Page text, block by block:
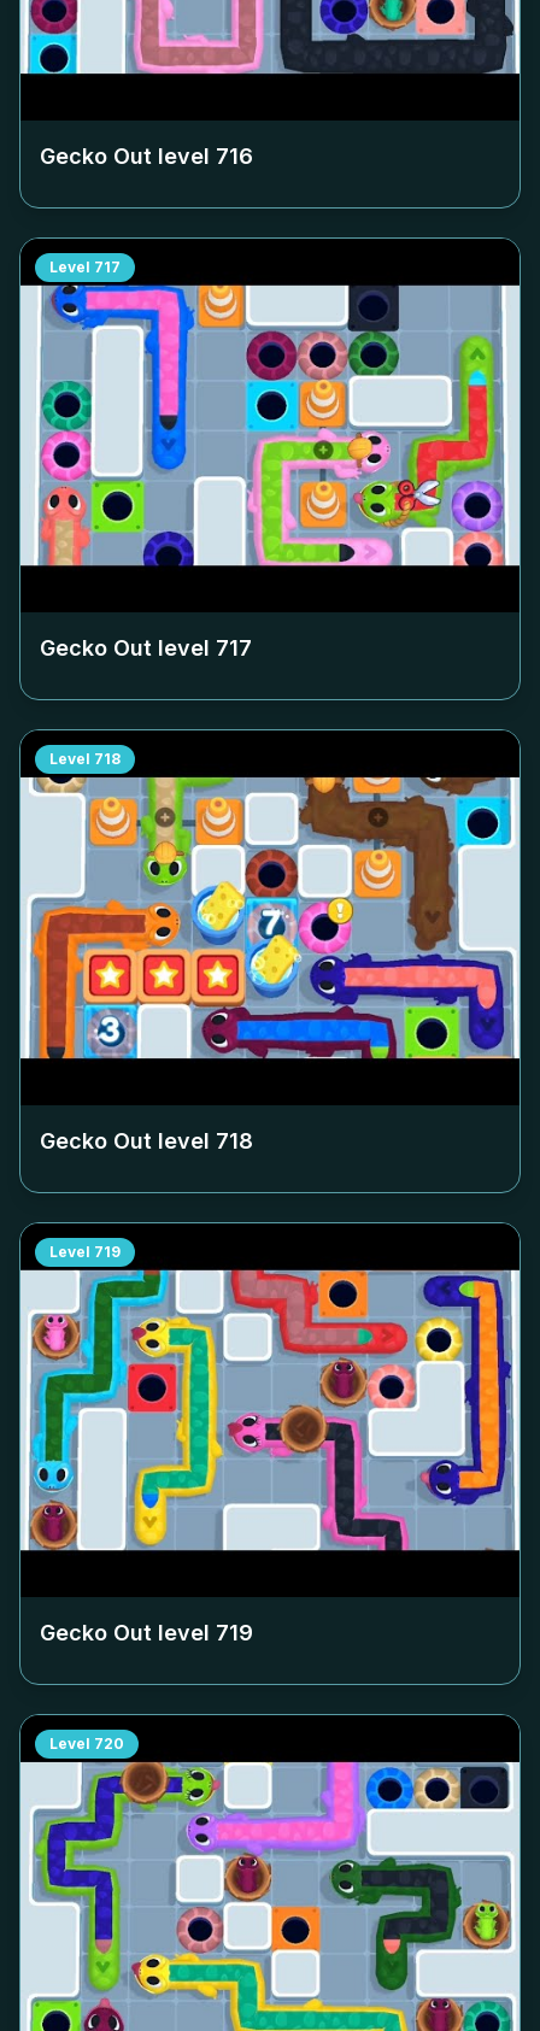
Gecko Out level 716
Level 717
Gecko Out level 717
Level 718
Gecko Out level 718
Level 719
Gecko Out level 719
Level 720